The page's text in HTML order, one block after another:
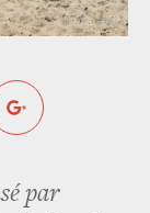
par